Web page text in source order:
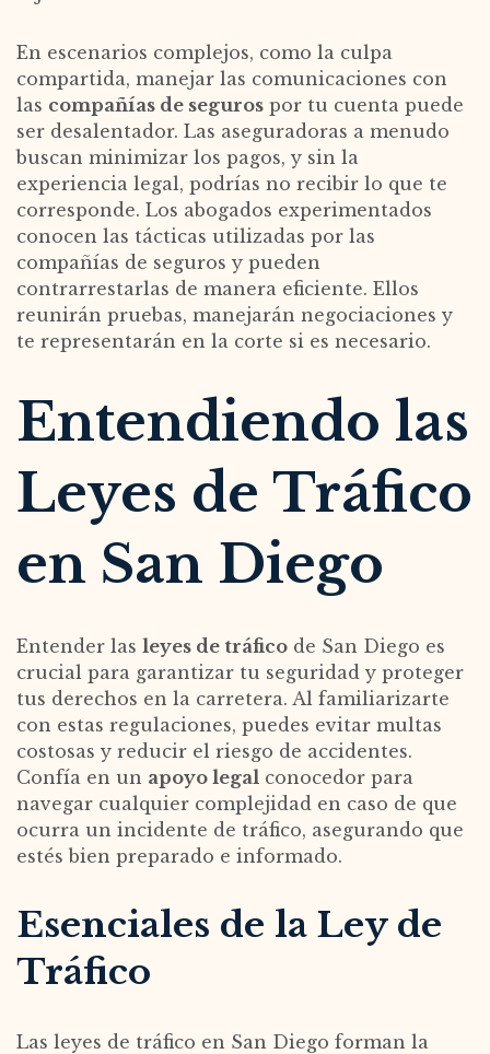
En escenarios complejos, como la culpa
compartida, manejar las comunicaciones con
las compañías de seguros por tu cuenta puede
ser desalentador. Las aseguradoras a menudo
buscan minimizar los pagos, y sin la
experiencia legal, podrías no recibir lo que te
corresponde. Los abogados experimentados
conocen las tácticas utilizadas por las
compañías de seguros y pueden
contrarrestarlas de manera eficiente. Ellos
reunirán pruebas, manejarán negociaciones y
te representarán en la corte si es necesario.
Entendiendo las
Leyes de Tráfico
en San Diego
Entender las leyes de tráfico de San Diego es
crucial para garantizar tu seguridad y proteger
tus derechos en la carretera. Al familiarizarte
con estas regulaciones, puedes evitar multas
costosas y reducir el riesgo de accidentes.
Confía en un apoyo legal conocedor para
navegar cualquier complejidad en caso de que
ocurra un incidente de tráfico, asegurando que
estés bien preparado e informado.
Esenciales de la Ley de
Tráfico
Las leyes de tráfico en San Diego forman la